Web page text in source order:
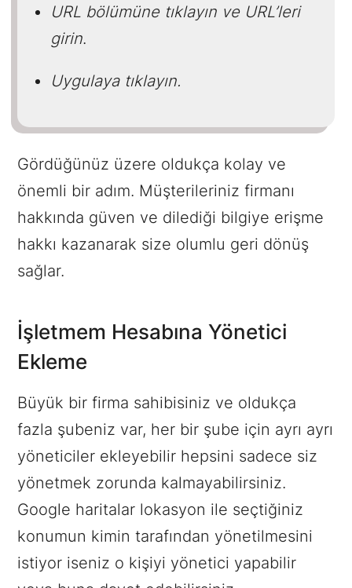
URL bölümüne tıklayın ve URL’leri
girin.
Uygulaya tıklayın.
Gördüğünüz üzere oldukça kolay ve
önemli bir adım. Müşterileriniz firmanı
hakkında güven ve dilediği bilgiye erişme
hakkı kazanarak size olumlu geri dönüş
sağlar.
İşletmem Hesabına Yönetici
Ekleme
Büyük bir firma sahibisiniz ve oldukça
fazla şubeniz var, her bir şube için ayrı ayrı
yöneticiler ekleyebilir hepsini sadece siz
yönetmek zorunda kalmayabilirsiniz.
Google haritalar lokasyon ile seçtiğiniz
konumun kimin tarafından yönetilmesini
istiyor iseniz o kişiyi yönetici yapabilir